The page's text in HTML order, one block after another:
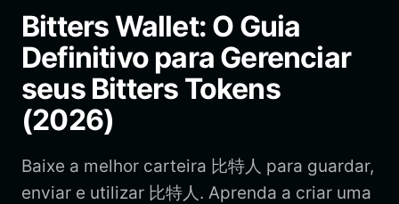
Bahasa Indonesia
ภาษาไทย
Español
Português (Brasil)
Bitters Wallet: O Guia
Definitivo para Gerenciar
seus Bitters Tokens
(2026)
Baixe a melhor carteira 比特人 para guardar,
enviar e utilizar 比特人. Aprenda a criar uma